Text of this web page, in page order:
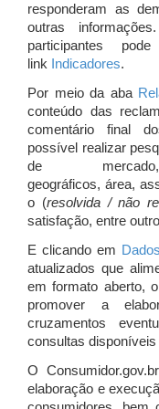
responderam as
outras
participantes
link Indicadores.
Por meio da aba
conteúdo das
comentário final
possível realizar
de
geográficos, área,
o (resolvida / não
satisfação, entre
E clicando em
atualizados que
em formato aberto,
promover a
cruzamentos
consultas disponíveis
O
elaboração e